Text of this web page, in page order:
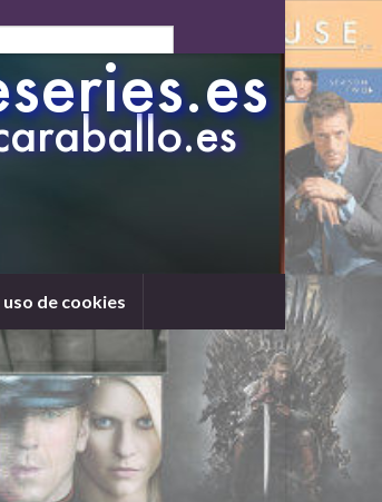
de cookies